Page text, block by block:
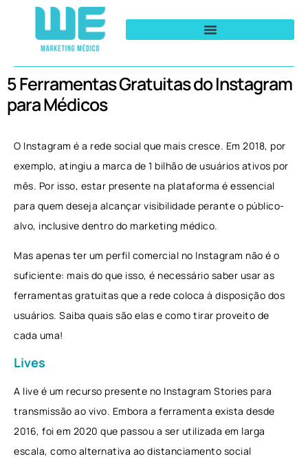
5 Ferramentas Gratuitas do Instagram
para Médicos
O Instagram é a rede social que mais cresce. Em 2018, por
exemplo, atingiu a marca de 1 bilhão de usuários ativos por
mês. Por isso, estar presente na plataforma é essencial
para quem deseja alcançar visibilidade perante o público-
alvo, inclusive dentro do marketing médico.
Mas apenas ter um perfil comercial no Instagram não é o
suficiente: mais do que isso, é necessário saber usar as
ferramentas gratuitas que a rede coloca à disposição dos
usuários. Saiba quais são elas e como tirar proveito de
cada uma!
Lives
A live é um recurso presente no Instagram Stories para
transmissão ao vivo. Embora a ferramenta exista desde
2016, foi em 2020 que passou a ser utilizada em larga
escala, como alternativa ao distanciamento social